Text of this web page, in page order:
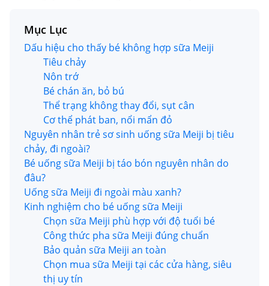
Mục Lục
Dấu hiệu cho thấy bé không hợp sữa Meiji
Tiêu chảy
Nôn trớ
Bé chán ăn, bỏ bú
Thể trạng không thay đổi, sụt cân
Cơ thể phát ban, nổi mẩn đỏ
Nguyên nhân trẻ sơ sinh uống sữa Meiji bị tiêu
chảy, đi ngoài?
Bé uống sữa Meiji bị táo bón nguyên nhân do
đâu?
Uống sữa Meiji đi ngoài màu xanh?
Kinh nghiệm cho bé uống sữa Meiji
Chọn sữa Meiji phù hợp với độ tuổi bé
Công thức pha sữa Meiji đúng chuẩn
Bảo quản sữa Meiji an toàn
Chọn mua sữa Meiji tại các cửa hàng, siêu
thị uy tín